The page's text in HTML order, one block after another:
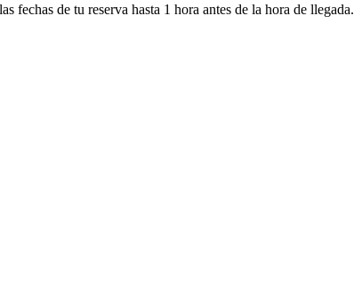
fechas de tu reserva hasta 1 hora antes de la hora de llegada.